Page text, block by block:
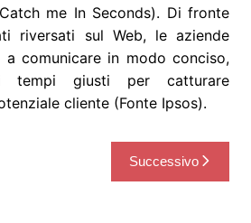
me In Seconds). Di fronte
riversati sul Web, le aziende
a comunicare in modo conciso,
tempi giusti per catturare
cliente (Fonte Ipsos).
Successivo